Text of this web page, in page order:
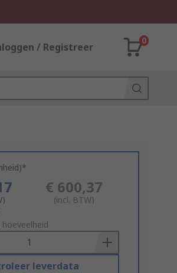
/ Registreer
0
€ 600,37
(incl. BTW)
leverdata